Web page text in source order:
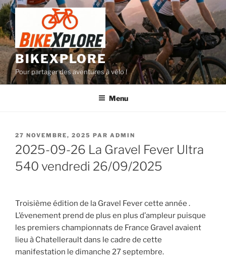
Aller
au
contenu
principal
BIKEXPLORE
Pour partager des aventures à vélo !
Menu
PUBLIÉ
LE
27 NOVEMBRE, 2025 PAR ADMIN
2025-09-26 La Gravel Fever Ultra
540 vendredi 26/09/2025
Troisième édition de la Gravel Fever cette année .
L’évenement prend de plus en plus d’ampleur puisque
les premiers championnats de France Gravel avaient
lieu à Chatellerault dans le cadre de cette
manifestation le dimanche 27 septembre.